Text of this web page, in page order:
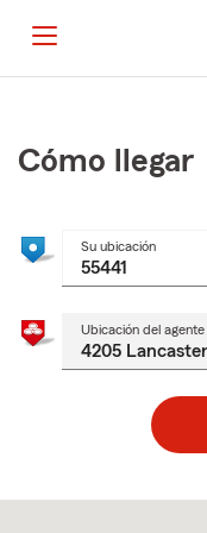
principal
Cómo llegar
Su ubicación
Ubicación del agente